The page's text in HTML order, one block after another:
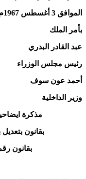
الموافق 3 أغسطس 1967م
بأمر الملك
عبد القادر البدري
رئيس مجلس الوزراء
أحمد عون سوف
وزير الداخلية
مذكرة
بقانون
بقانون رقم (8) لسنة 1964